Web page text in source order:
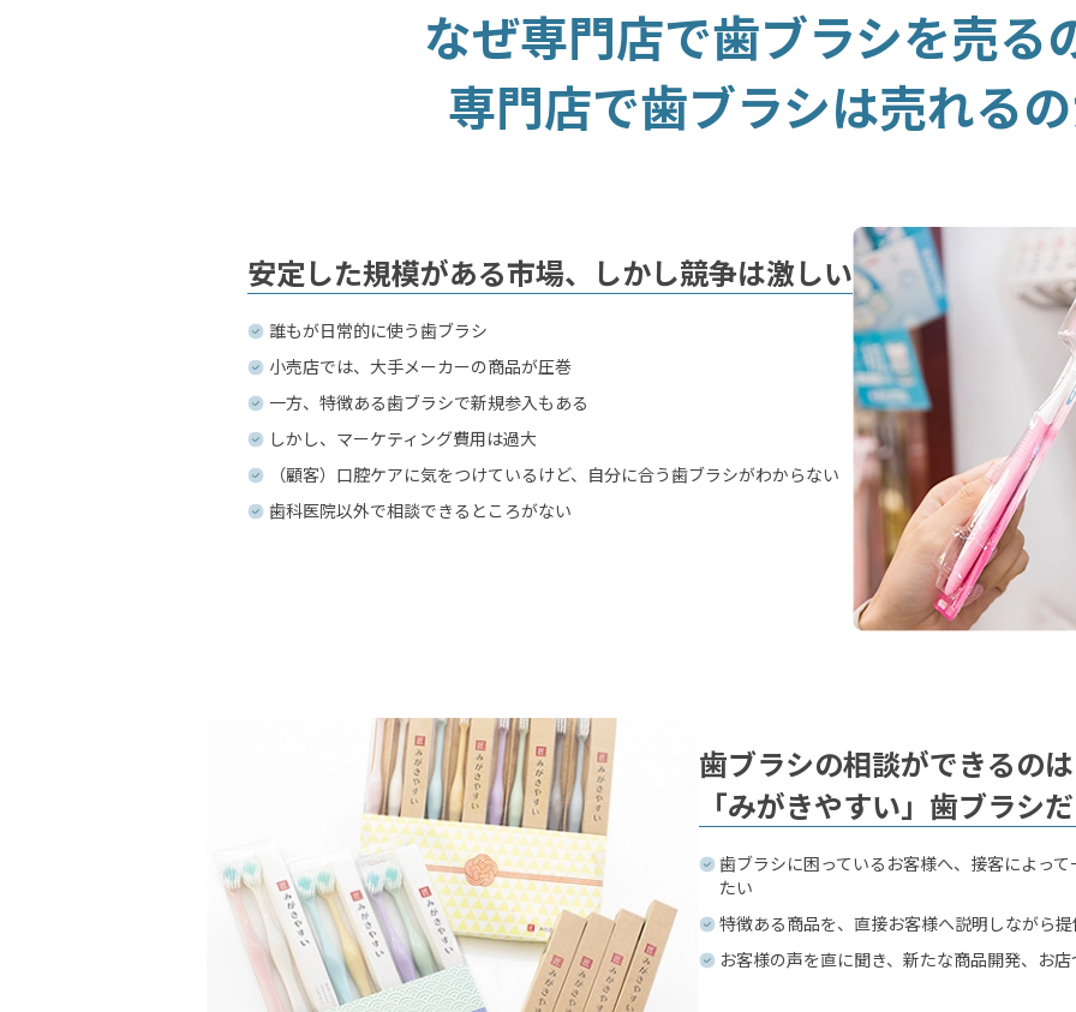
なぜ専門店で歯ブラシを売る
専門店で歯ブラシは売れる
安定した規模がある市場、しかし競争は激しい
誰もが日常的に使う歯ブラシ
小売店では、大手メーカーの商品が圧巻
一方、特徴ある歯ブラシで新規参入もある
しかし、マーケティング費用は過大
（顧客）口腔ケアに気をつけているけど、自分に合う歯ブラシがわからない
歯科医院以外で相談できるところがない
歯ブラシの相談ができるのは
「みがきやすい」歯ブラシ
歯ブラシに困っているお客様へ、接客によっ
たい
特徴ある商品を、直接お客様へ説明しながら
お客様の声を直に聞き、新たな商品開発、お